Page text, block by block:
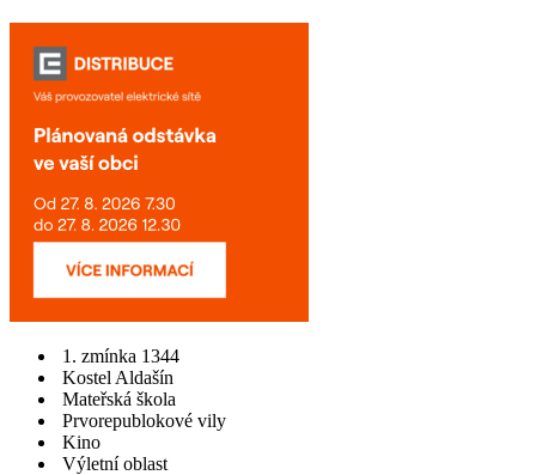
1. zmínka 1344
Kostel Aldašín
Mateřská škola
Prvorepublokové vily
Kino
Výletní oblast